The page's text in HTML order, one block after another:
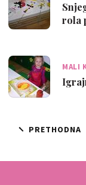
rola
MALI
PRETHODNA